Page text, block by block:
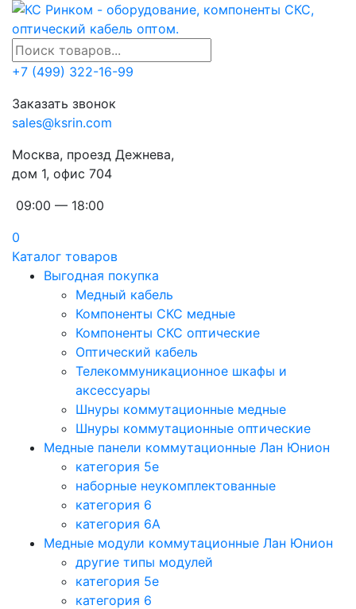
+7 (499) 322-16-99
Заказать звонок
sales@ksrin.com
Москва, проезд Дежнева,
дом 1, офис 704
09:00 — 18:00
0
Каталог товаров
Выгодная покупка
Медный кабель
Компоненты СКС медные
Компоненты СКС оптические
Оптический кабель
Телекоммуникационное шкафы и
аксессуары
Шнуры коммутационные медные
Шнуры коммутационные оптические
Медные панели коммутационные Лан Юнион
категория 5e
наборные неукомплектованные
категория 6
категория 6A
Медные модули коммутационные Лан Юнион
другие типы модулей
категория 5е
категория 6